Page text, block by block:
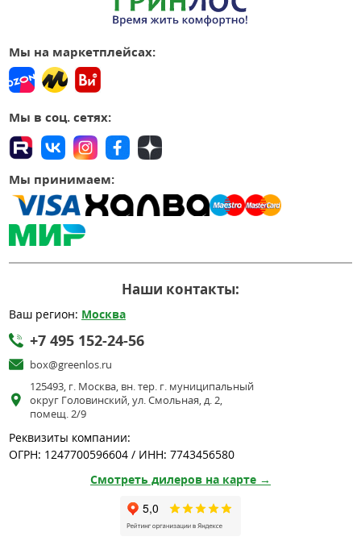
Мы на маркетплейсах:
Мы в соц. сетях:
Мы принимаем:
Наши контакты:
Ваш регион: Москва
+7 495 152-24-56
box@greenlos.ru
125493, г. Москва, вн. тер. г. муниципальный
округ Головинский, ул. Смольная, д. 2,
помещ. 2/9
Реквизиты компании:
ОГРН: 1247700596604 / ИНН: 7743456580
Смотреть дилеров на карте →